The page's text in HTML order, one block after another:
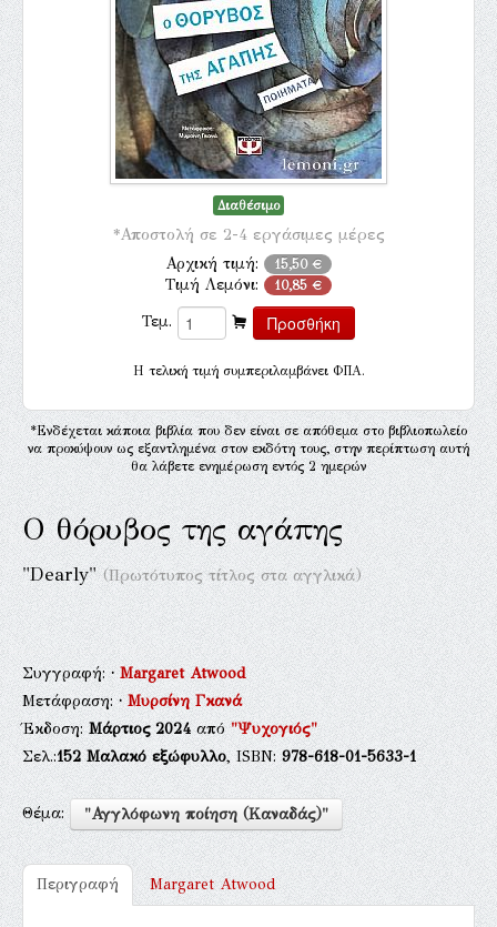
Διαθέσιμο
*Αποστολή σε 2-4 εργάσιμες μέρες
Αρχική τιμή: 15,50 €
Τιμή Λεμόνι: 10,85 €
Τεμ.
H τελική τιμή συμπεριλαμβάνει ΦΠΑ.
*Ενδέχεται κάποια βιβλία που δεν είναι σε απόθεμα στο βιβλιοπωλείο
να προκύψουν ως εξαντλημένα στον εκδότη τους, στην περίπτωση αυτή
θα λάβετε ενημέρωση εντός 2 ημερών
Ο θόρυβος της αγάπης
"Dearly"(Πρωτότυπος τίτλος στα αγγλικά)
Συγγραφή:·Margaret Atwood
Μετάφραση:·Μυρσίνη Γκανά
Έκδοση:Μάρτιος 2024από"Ψυχογιός"
Σελ.:152 Μαλακό εξώφυλλο, ISBN:978-618-01-5633-1
Θέμα: "Αγγλόφωνη ποίηση (Καναδάς)"
Περιγραφή Margaret Atwood